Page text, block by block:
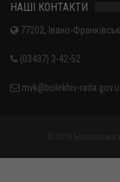
НАШІ КОНТАКТИ
77202, Івано-
(03437) 3-42-52
mvk@bolekhiv-